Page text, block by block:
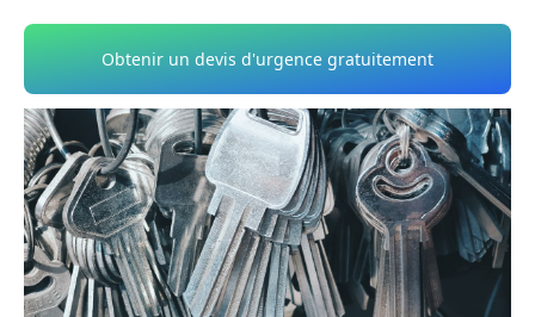
Obtenir un devis d'urgence gratuitement